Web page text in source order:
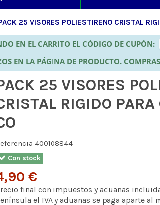
25 VISORES POLIESTIRENO CRISTAL
EN EL CARRITO EL CÓDIGO DE CUPÓN:
EN LA PÁGINA DE PRODUCTO.
25 VISORES
RIGIDO PARA
400108844
Con stock
€
final con impuestos y aduanas
el IVA y aduanas se paga aparte al